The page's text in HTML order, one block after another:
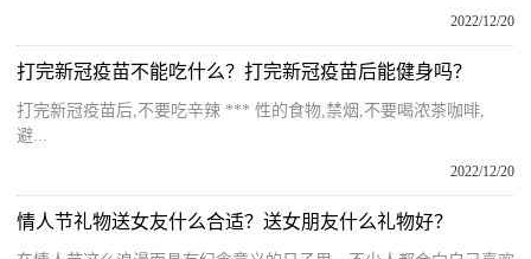
2022/12/20
打完新冠疫苗不能吃什么？打完新冠疫苗后能健身吗？
打完新冠疫苗后,不要吃辛辣 *** 性的食物,禁烟,不要喝浓茶咖啡,
避...
2022/12/20
情人节礼物送女友什么合适？送女朋友什么礼物好？